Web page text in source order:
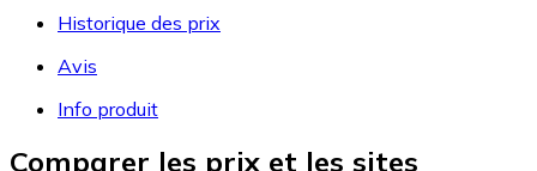
Historique des prix
Avis
Info produit
Comparer les prix et les sites